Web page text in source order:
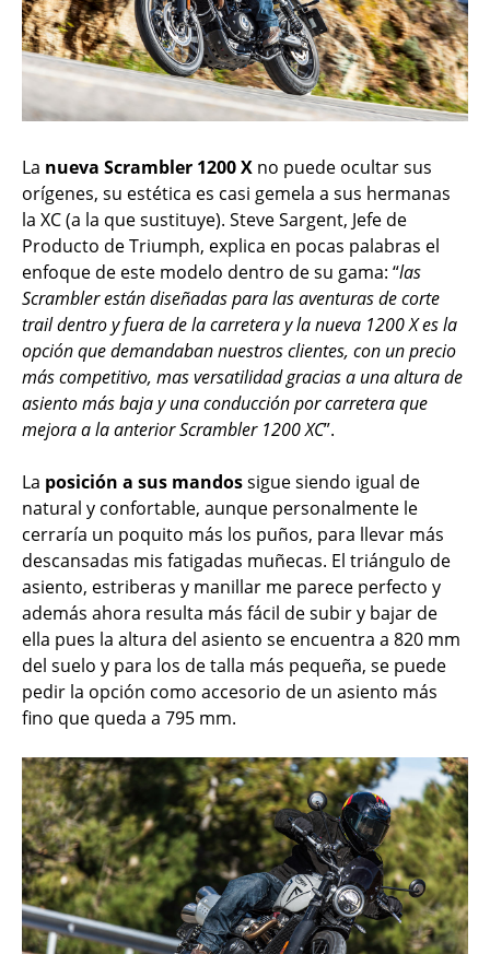
La nueva Scrambler 1200 X no puede ocultar sus
orígenes, su estética es casi gemela a sus hermanas
la XC (a la que sustituye). Steve Sargent, Jefe de
Producto de Triumph, explica en pocas palabras el
enfoque de este modelo dentro de su gama: “las
Scrambler están diseñadas para las aventuras de corte
trail dentro y fuera de la carretera y la nueva 1200 X es la
opción que demandaban nuestros clientes, con un precio
más competitivo, mas versatilidad gracias a una altura de
asiento más baja y una conducción por carretera que
mejora a la anterior Scrambler 1200 XC”.
La posición a sus mandossigue siendo igual de
natural y confortable, aunque personalmente le
cerraría un poquito más los puños, para llevar más
descansadas mis fatigadas muñecas. El triángulo de
asiento, estriberas y manillar me parece perfecto y
además ahora resulta más fácil de subir y bajar de
ella pues la altura del asiento se encuentra a 820 mm
del suelo y para los de talla más pequeña, se puede
pedir la opción como accesorio de un asiento más
fino que queda a 795 mm.